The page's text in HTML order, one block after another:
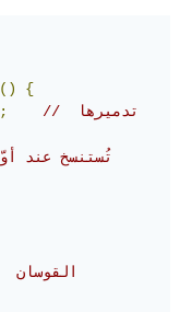
()
{
;
// تدميرها